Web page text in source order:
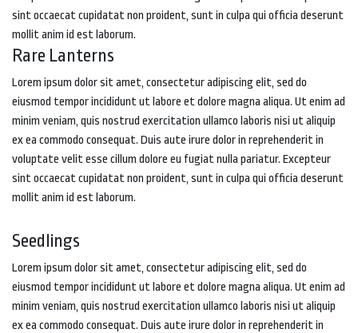
sint occaecat cupidatat non proident, sunt in culpa qui officia deserunt
mollit anim id est laborum.
Rare Lanterns
Lorem ipsum dolor sit amet, consectetur adipiscing elit, sed do
eiusmod tempor incididunt ut labore et dolore magna aliqua. Ut enim ad
minim veniam, quis nostrud exercitation ullamco laboris nisi ut aliquip
ex ea commodo consequat. Duis aute irure dolor in reprehenderit in
voluptate velit esse cillum dolore eu fugiat nulla pariatur. Excepteur
sint occaecat cupidatat non proident, sunt in culpa qui officia deserunt
mollit anim id est laborum.
Seedlings
Lorem ipsum dolor sit amet, consectetur adipiscing elit, sed do
eiusmod tempor incididunt ut labore et dolore magna aliqua. Ut enim ad
minim veniam, quis nostrud exercitation ullamco laboris nisi ut aliquip
ex ea commodo consequat. Duis aute irure dolor in reprehenderit in